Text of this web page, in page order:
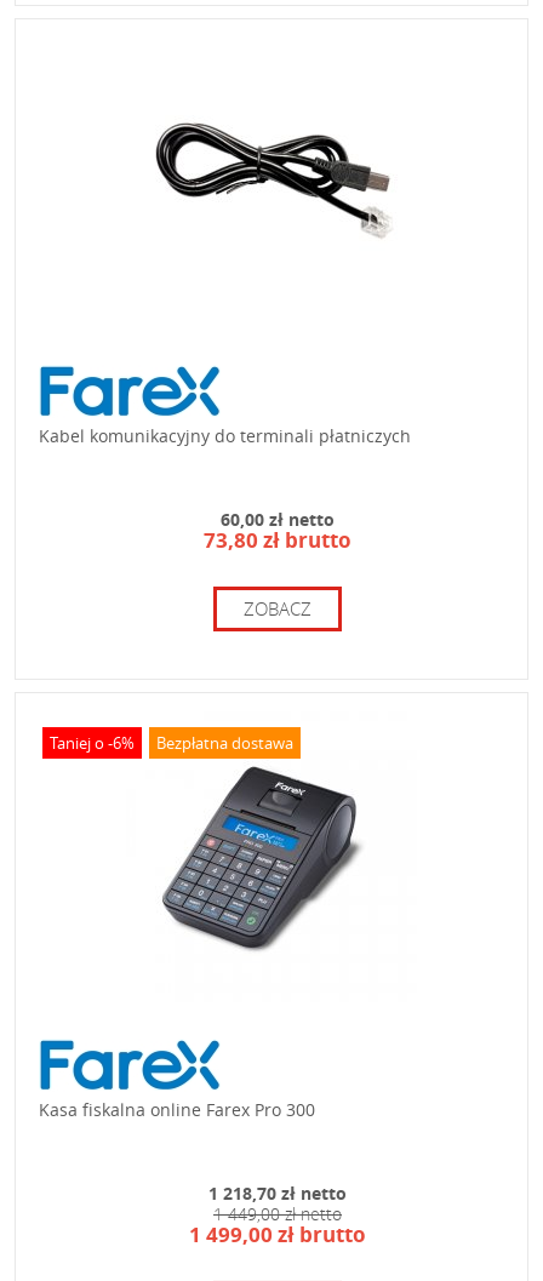
Kabel komunikacyjny do terminali płatniczych
60,00 zł netto
73,80 zł brutto
ZOBACZ
Taniej o -6% Bezpłatna dostawa
Kasa fiskalna online Farex Pro 300
1 218,70 zł netto
1 449,00 zł netto
1 499,00 zł brutto